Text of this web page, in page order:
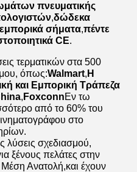
πνευματικής
,δώδεκα
σήματα,πέντε
CE.
τερματικών στα 500
όπως:Walmart, Η
και Εμπορική Τράπεζα
, FoxconnΕν τω
από το 60% του
στο
σχεδιασμού,
ξένους πελάτες στην
Ανατολή,και έχουν